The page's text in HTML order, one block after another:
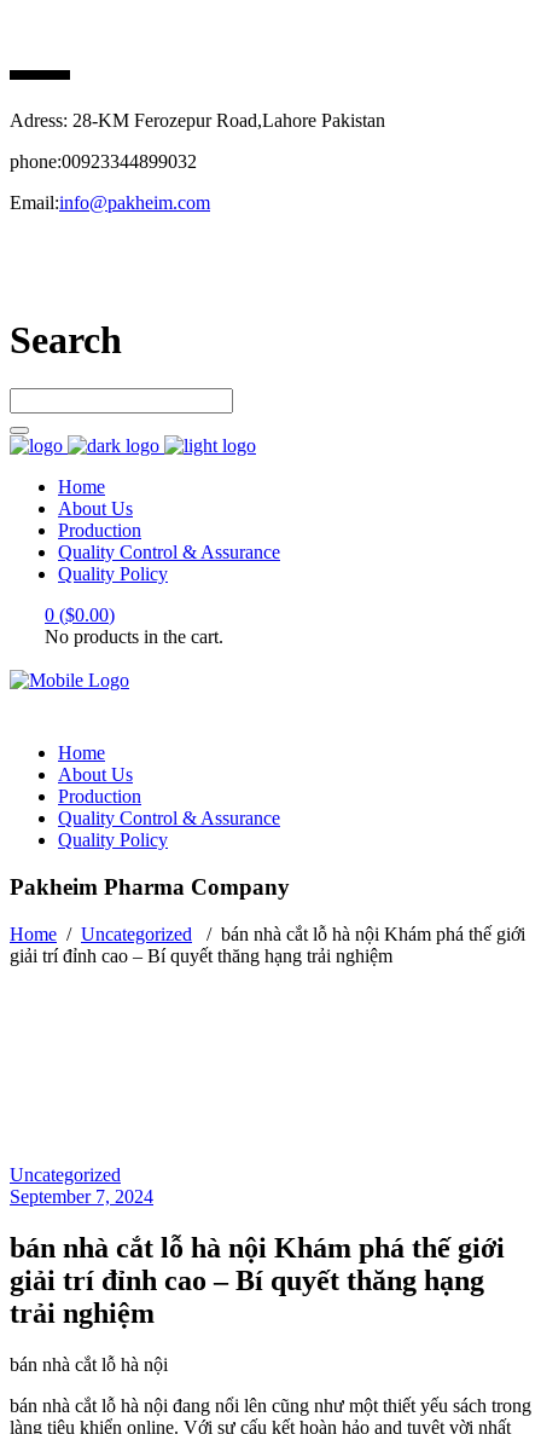
Adress: 28-KM Ferozepur Road,Lahore Pakistan
phone:00923344899032
Email:info@pakheim.com
Search
Home
About Us
Production
Quality Control & Assurance
Quality Policy
0 ($0.00)
No products in the cart.
Home
About Us
Production
Quality Control & Assurance
Quality Policy
Pakheim Pharma Company
Home / Uncategorized / bán nhà cắt lỗ hà nội Khám phá thế giới
giải trí đỉnh cao – Bí quyết thăng hạng trải nghiệm
Uncategorized
September 7, 2024
bán nhà cắt lỗ hà nội Khám phá thế giới
giải trí đỉnh cao – Bí quyết thăng hạng
trải nghiệm
bán nhà cắt lỗ hà nội
bán nhà cắt lỗ hà nội đang nổi lên cũng như một thiết yếu sách trong
làng tiêu khiển online. Với sự cấu kết hoàn hảo and tuyệt vời nhất